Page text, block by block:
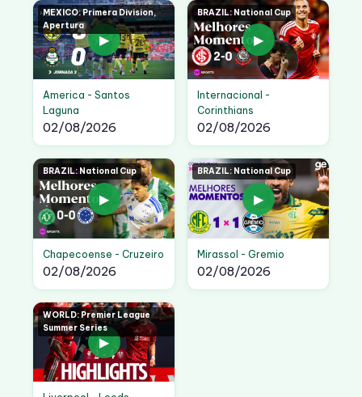
▶
MEXICO: Primera Division,
Apertura
America - Santos
Laguna
02/08/2026
▶
BRAZIL: National Cup
Internacional -
Corinthians
02/08/2026
▶
BRAZIL: National Cup
Chapecoense - Cruzeiro
02/08/2026
▶
BRAZIL: National Cup
Mirassol - Gremio
02/08/2026
▶
WORLD: Premier League
Summer Series